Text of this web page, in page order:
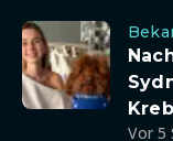
Vor 5